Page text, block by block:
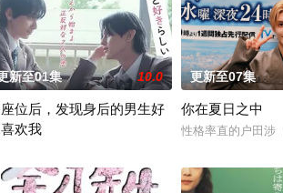
“独狼”刑警，与一位拥有特异功能的神秘密友展开
新至01集 10.0
位后，发现身后的男生好
欢我
更新至07集
你在夏日之中
性格率直的户田涉